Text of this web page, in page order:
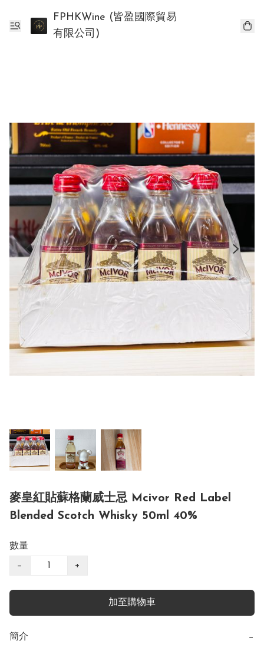
FPHKWine (皆盈國際貿易
有限公司)
麥皇紅貼蘇格蘭威士忌 Mcivor Red Label
Blended Scotch Whisky 50ml 40%
數量
− +
加至購物車
簡介 −